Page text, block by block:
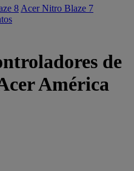
8 Acer Nitro Blaze 7
de
América